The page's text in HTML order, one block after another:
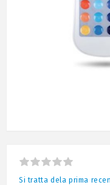
Si tratta dela prima